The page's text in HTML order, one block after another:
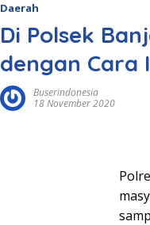
Daerah
Di Polsek
dengan Cara
Buserindonesia
18 November 2020